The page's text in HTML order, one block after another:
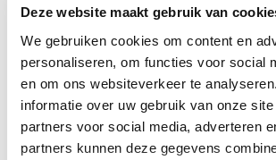
Deze website maakt gebruik van
We gebruiken cookies om content en
personaliseren, om functies voor social
en om ons websiteverkeer te
informatie over uw gebruik van onze
partners voor social media, adverteren
partners kunnen deze gegevens